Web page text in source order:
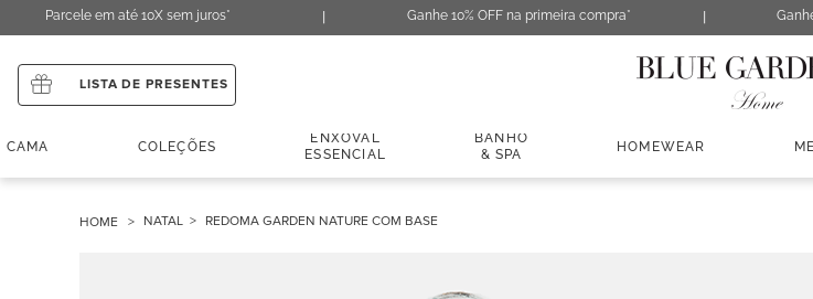
Parcele em até 10X sem juros* Ganhe 10% OFF na primeira compra*
LISTA DE PRESENTES
CAMA COLEÇÕES
ENXOVAL
ESSENCIAL
BANHO
& SPA
HOMEWEAR
NATAL REDOMA GARDEN NATURE COM BASE